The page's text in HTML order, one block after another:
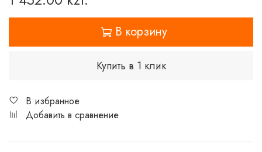
В корзину
Купить в 1 клик
В избранное
Добавить в сравнение